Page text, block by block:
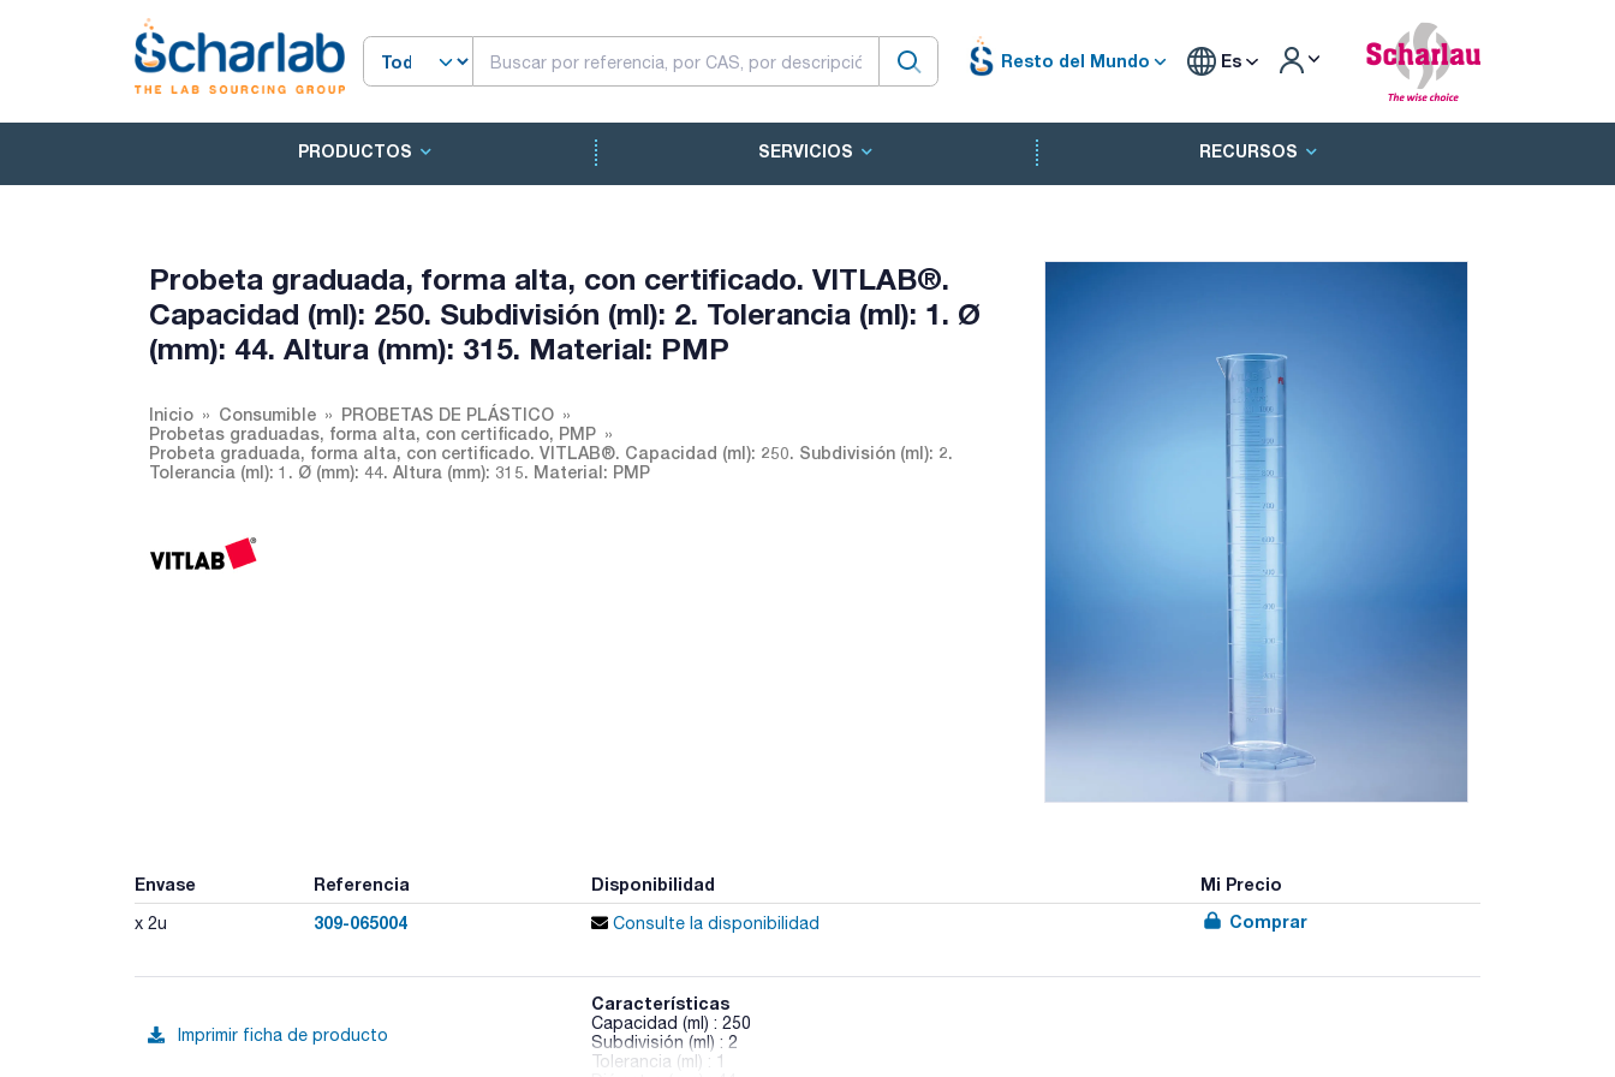
Resto del Mundo Es
PRODUCTOS SERVICIOS RECURSOS
Probeta graduada, forma alta, con certificado. VITLAB®.
Capacidad (ml): 250. Subdivisión (ml): 2. Tolerancia (ml): 1. Ø
(mm): 44. Altura (mm): 315. Material: PMP
Inicio Consumible
PROBETAS DE PLÁSTICO
Probetas graduadas, forma alta, con certificado, PMP
Probeta graduada, forma alta, con certificado. VITLAB®. Capacidad (ml): 250. Subdivisión (ml): 2.
Tolerancia (ml): 1. Ø (mm): 44. Altura (mm): 315. Material: PMP
Envase Referencia Disponibilidad Mi Precio
x 2u 309-065004 Consulte la disponibilidad Comprar
Imprimir ficha de producto
Características
Capacidad (ml) : 250
Subdivisión (ml) : 2
Tolerancia (ml) : 1